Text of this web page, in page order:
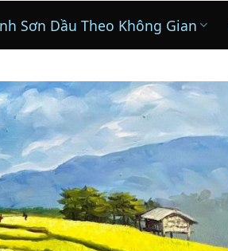
Sơn Dầu Theo Không Gian